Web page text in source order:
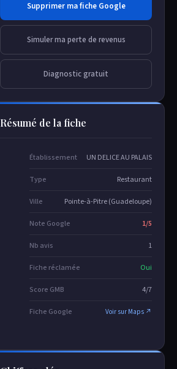
Supprimer ma fiche Google
Simuler ma perte de revenus
Diagnostic gratuit
Résumé de la fiche
Établissement UN DELICE AU PALAIS
Type Restaurant
Ville Pointe-à-Pitre (Guadeloupe)
Note Google 1/5
Nb avis 1
Fiche réclamée Oui
Score GMB 4/7
Fiche Google Voir sur Maps ↗